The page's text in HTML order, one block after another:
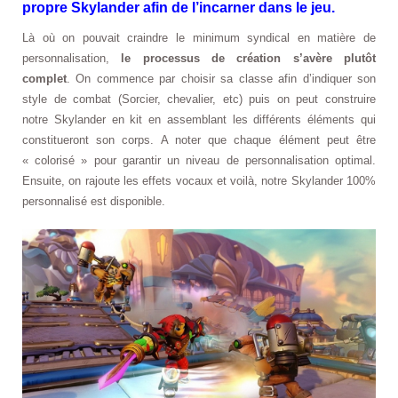
propre Skylander afin de l’incarner dans le jeu.
Là où on pouvait craindre le minimum syndical en matière de
personnalisation,
le processus de création s’avère plutôt
complet. On commence par choisir sa classe afin d’indiquer son
style de combat (Sorcier, chevalier, etc) puis on peut construire
notre Skylander en kit en assemblant les différents éléments qui
constitueront son corps. A noter que chaque élément peut être
« colorisé » pour garantir un niveau de personnalisation optimal.
Ensuite, on rajoute les effets vocaux et voilà, notre Skylander 100%
personnalisé est disponible.